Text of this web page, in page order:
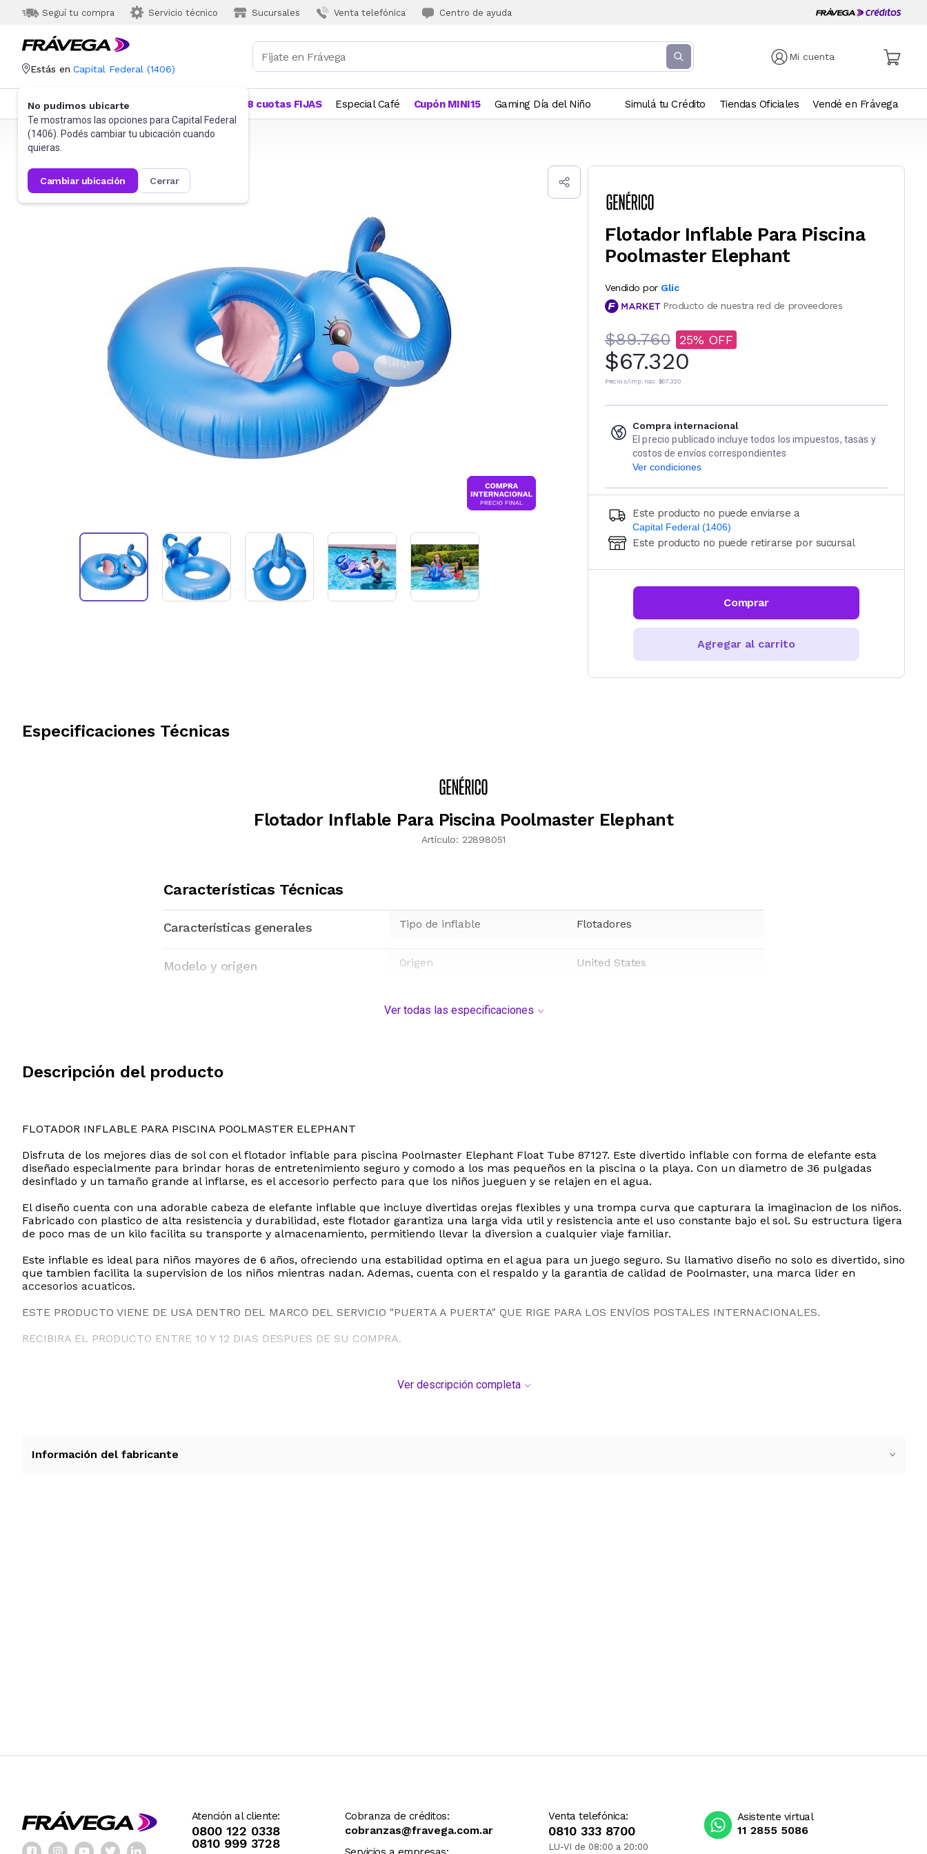
Seguí tu compra Servicio técnico Sucursales Venta telefónica Centro de ayuda
Mi cuenta
Estás en Capital Federal (1406)
No pudimos ubicarte
Te mostramos las opciones para Capital Federal
(1406). Podés cambiar tu ubicación cuando
quieras.
cambiar ubicación cerrar
Categorías Más Vendidos 18 cuotas FIJAS Especial Café Cupón MINI15 Gaming Día del Niño Simulá tu Crédito Tiendas Oficiales Vendé en Frávega
Frávega Jardín Piletas y piscinas Inflables
Flotador Inflable Para Piscina
Poolmaster Elephant
Vendido por Glic
Producto de nuestra red de proveedores
$89.760 25
$67.320
Precio s/imp. nac. $67.320
Compra internacional
El precio publicado incluye todos los impuestos, tasas y
costos de envíos correspondientes
Ver condiciones
Este producto no puede enviarse a
Capital Federal (1406)
Ingresá código postal (sólo números)
CALCULAR
Este producto no puede retirarse por sucursal
Comprar
Agregar al carrito
Especificaciones Técnicas
Flotador Inflable Para Piscina Poolmaster Elephant
Artículo: 22898051
Características Técnicas
Características generales Tipo de inflable Flotadores
Modelo y origen Origen United States
Ver todas las especificaciones
Descripción del producto
FLOTADOR INFLABLE PARA PISCINA POOLMASTER ELEPHANT
Disfruta de los mejores dias de sol con el flotador inflable para piscina Poolmaster Elephant Float Tube 87127. Este divertido inflable con forma de elefante esta
diseñado especialmente para brindar horas de entretenimiento seguro y comodo a los mas pequeños en la piscina o la playa. Con un diametro de 36 pulgadas
desinflado y un tamaño grande al inflarse, es el accesorio perfecto para que los niños jueguen y se relajen en el agua.
El diseño cuenta con una adorable cabeza de elefante inflable que incluye divertidas orejas flexibles y una trompa curva que capturara la imaginacion de los niños.
Fabricado con plastico de alta resistencia y durabilidad, este flotador garantiza una larga vida util y resistencia ante el uso constante bajo el sol. Su estructura ligera
de poco mas de un kilo facilita su transporte y almacenamiento, permitiendo llevar la diversion a cualquier viaje familiar.
Este inflable es ideal para niños mayores de 6 años, ofreciendo una estabilidad optima en el agua para un juego seguro. Su llamativo diseño no solo es divertido, sino
que tambien facilita la supervision de los niños mientras nadan. Ademas, cuenta con el respaldo y la garantia de calidad de Poolmaster, una marca lider en
accesorios acuaticos.
ESTE PRODUCTO VIENE DE USA DENTRO DEL MARCO DEL SERVICIO "PUERTA A PUERTA" QUE RIGE PARA LOS ENVíOS POSTALES INTERNACIONALES.
RECIBIRA EL PRODUCTO ENTRE 10 Y 12 DIAS DESPUES DE SU COMPRA.
Ver descripción completa
Información del fabricante
Atención al cliente:
0800 122 0338
0810 999 3728
Cobranza de créditos:
cobranzas@fravega.com.ar
Venta telefónica:
0810 333 8700
LU-VI de 08:00 a 20:00
Asistente virtual
11 2855 5086